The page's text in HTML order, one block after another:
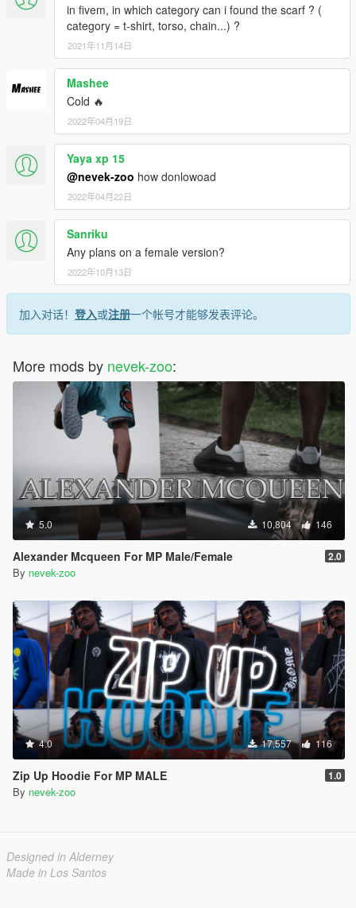
in fivem, in which category can i found the scarf ? (
category = t-shirt, torso, chain...) ?
2021年11月14日
Mashee
Cold 🔥
2022年04月19日
Yaya xp 15
@nevek-zoo how donlowoad
2022年04月22日
Sanriku
Any plans on a female version?
2022年10月13日
加入对话！ 登入或注册一个帐号才能够发表评论。
More mods by nevek-zoo:
5.0 10,804 146
Alexander Mcqueen For MP Male/Female 2.0
By nevek-zoo
4.0 17,557 116
Zip Up Hoodie For MP MALE 1.0
By nevek-zoo
Designed in Alderney
Made in Los Santos